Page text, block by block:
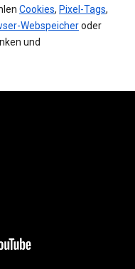
Cookies, Pixel-Tags,
Webspeicheroder
und